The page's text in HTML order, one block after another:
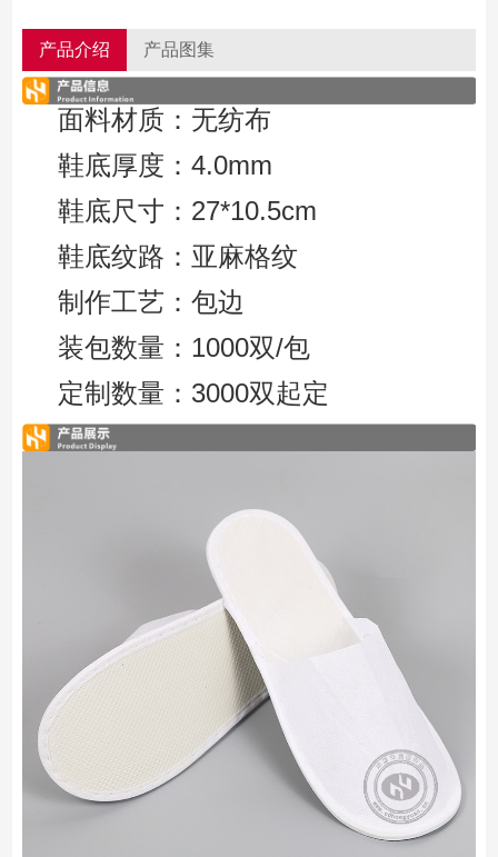
产品介绍 产品图集
面料材质：无纺布
鞋底厚度：4.0mm
鞋底尺寸：27*10.5cm
鞋底纹路：亚麻格纹
制作工艺：包边
装包数量：1000双/包
定制数量：3000双起定